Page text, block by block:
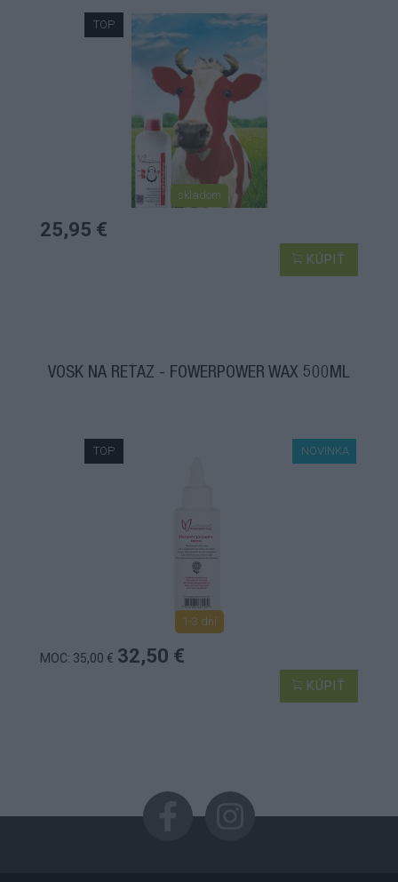
TOP
skladom
25,95 €
KÚPIŤ
VOSK NA REŤAZ - FOWERPOWER WAX 500ML
NOVINKA
TOP
1-3 dní
MOC: 35,00 € 32,50 €
KÚPIŤ